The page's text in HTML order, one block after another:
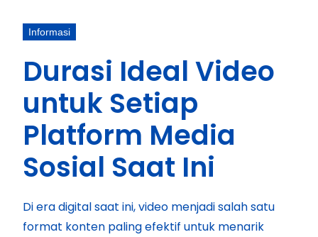
Informasi
Durasi Ideal Video
untuk Setiap
Platform Media
Sosial Saat Ini
Di era digital saat ini, video menjadi salah satu
format konten paling efektif untuk menarik